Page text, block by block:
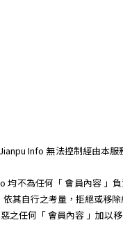
Info 無法控制經由本服
均不為任何「 會員內容 」
其自行之考量，拒絕或移
之任何「 會員內容 」加以移